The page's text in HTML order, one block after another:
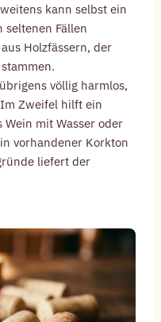
kann selbst ein
seltenen Fällen
Holzfässern, der
völlig harmlos,
Zweifel hilft ein
mit Wasser oder
vorhandener Korkton
liefert der